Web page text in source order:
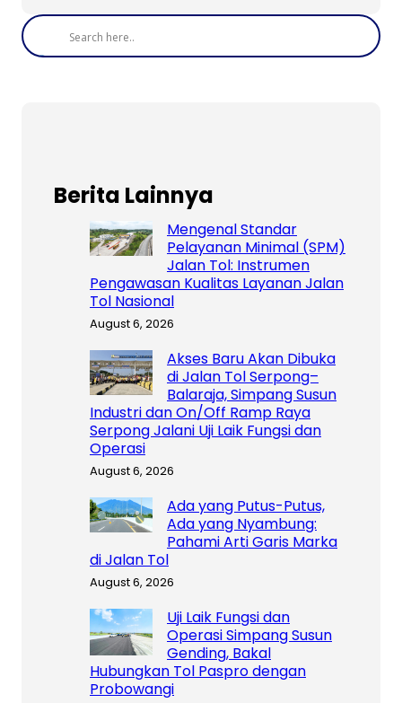
Berita Lainnya
Mengenal Standar
Pelayanan Minimal (SPM)
Jalan Tol: Instrumen
Pengawasan Kualitas Layanan Jalan
Tol Nasional
August 6, 2026
Akses Baru Akan Dibuka
di Jalan Tol Serpong–
Balaraja, Simpang Susun
Industri dan On/Off Ramp Raya
Serpong Jalani Uji Laik Fungsi dan
Operasi
August 6, 2026
Ada yang Putus-Putus,
Ada yang Nyambung:
Pahami Arti Garis Marka
di Jalan Tol
August 6, 2026
Uji Laik Fungsi dan
Operasi Simpang Susun
Gending, Bakal
Hubungkan Tol Paspro dengan
Probowangi